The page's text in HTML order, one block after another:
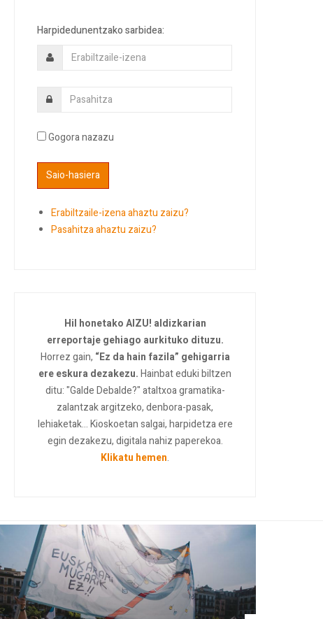
Harpidedunentzako sarbidea:
Gogora nazazu
Erabiltzaile-izena ahaztu zaizu?
Pasahitza ahaztu zaizu?
Hil honetako AIZU! aldizkarian
erreportaje gehiago aurkituko dituzu.
Horrez gain, “Ez da hain fazila” gehigarria
ere eskura dezakezu.Hainbat eduki biltzen
ditu: "Galde Debalde?" ataltxoa gramatika-
zalantzak argitzeko, denbora-pasak,
lehiaketak... Kioskoetan salgai, harpidetza ere
egin dezakezu, digitala nahiz paperekoa.
Klikatu hemen.